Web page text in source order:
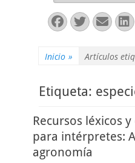
Facebook
Twitter
Inicio » Artículos
Etiqueta:
Recursos léxicos
para intérpretes:
agronomía